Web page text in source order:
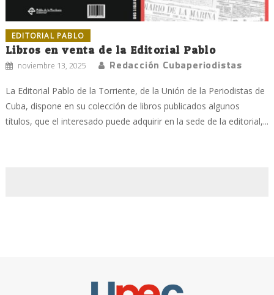
EDITORIAL PABLO
Libros en venta de la Editorial Pablo
noviembre 13, 2025 Redacción Cubaperiodistas
La Editorial Pablo de la Torriente, de la Unión de la Periodistas de
Cuba, dispone en su colección de libros publicados algunos
títulos, que el interesado puede adquirir en la sede de la editorial,...